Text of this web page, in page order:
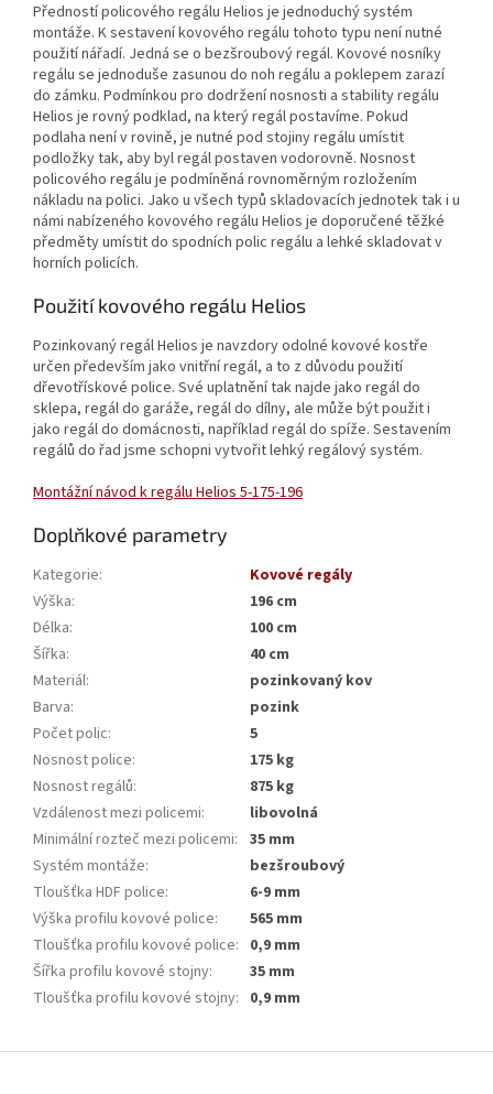
Předností policového regálu Helios je jednoduchý systém
montáže. K sestavení kovového regálu tohoto typu není nutné
použití nářadí. Jedná se o bezšroubový regál. Kovové nosníky
regálu se jednoduše zasunou do noh regálu a poklepem zarazí
do zámku. Podmínkou pro dodržení nosnosti a stability regálu
Helios je rovný podklad, na který regál postavíme. Pokud
podlaha není v rovině, je nutné pod stojiny regálu umístit
podložky tak, aby byl regál postaven vodorovně. Nosnost
policového regálu je podmíněná rovnoměrným rozložením
nákladu na polici. Jako u všech typů skladovacích jednotek tak i u
námi nabízeného kovového regálu Helios je doporučené těžké
předměty umístit do spodních polic regálu a lehké skladovat v
horních policích.
Použití kovového regálu Helios
Pozinkovaný regál Helios je navzdory odolné kovové kostře
určen především jako vnitřní regál, a to z důvodu použití
dřevotřískové police. Své uplatnění tak najde jako regál do
sklepa, regál do garáže, regál do dílny, ale může být použit i
jako regál do domácnosti, například regál do spíže. Sestavením
regálů do řad jsme schopni vytvořit lehký regálový systém.
Montážní návod k regálu Helios 5-175-196
Doplňkové parametry
Kategorie:
Kovové regály
Výška:
196 cm
Délka:
100 cm
Šířka:
40 cm
Materiál:
pozinkovaný kov
Barva:
pozink
Počet polic:
5
Nosnost police:
175 kg
Nosnost regálů:
875 kg
Vzdálenost mezi policemi:
libovolná
Minimální rozteč mezi policemi: 35 mm
Systém montáže:
bezšroubový
Tloušťka HDF police:
6-9 mm
Výška profilu kovové police:
565 mm
Tloušťka profilu kovové police: 0,9 mm
Šířka profilu kovové stojny:
35 mm
Tloušťka profilu kovové stojny: 0,9 mm